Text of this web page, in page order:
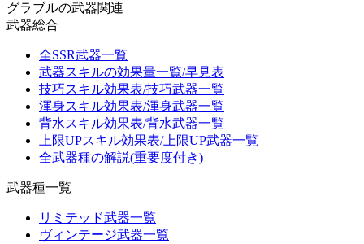
グラブルの武器関連
武器総合
全SSR武器一覧
武器スキルの効果量一覧/早見表
技巧スキル効果表/技巧武器一覧
渾身スキル効果表/渾身武器一覧
背水スキル効果表/背水武器一覧
上限UPスキル効果表/上限UP武器一覧
全武器種の解説(重要度付き)
武器種一覧
リミテッド武器一覧
ヴィンテージ武器一覧